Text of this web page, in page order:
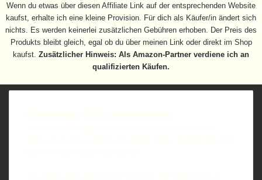
Wenn du etwas über diesen Affiliate Link auf der entsprechenden Website
kaufst, erhalte ich eine kleine Provision. Für dich als Käufer/in ändert sich
nichts. Es werden keinerlei zusätzlichen Gebühren erhoben. Der Preis des
Produkts bleibt gleich, egal ob du über meinen Link oder direkt im Shop
kaufst. Zusätzlicher Hinweis: Als Amazon-Partner verdiene ich an
qualifizierten Käufen.